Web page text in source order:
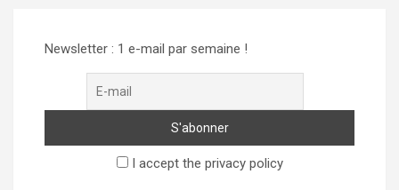
Newsletter : 1 e-mail par semaine !
I accept the privacy policy